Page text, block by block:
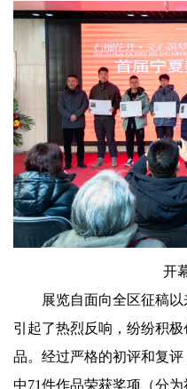
开
展览自面向全区征稿以
引起了热烈反响，纷纷积
品。经过严格的初评和复
中71件作品荣获奖项（分